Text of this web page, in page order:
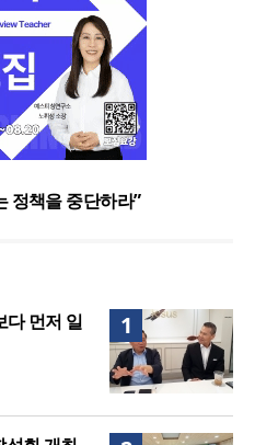
미국보다 먼저 일본이 있었습
정책을 중단하라”
국보다 먼저 일본이 있었습
대사, 한미동맹의 가교 되어
1
다 먼저 일